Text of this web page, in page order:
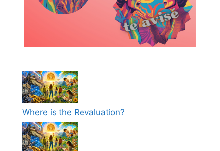
Where is the Revaluation?